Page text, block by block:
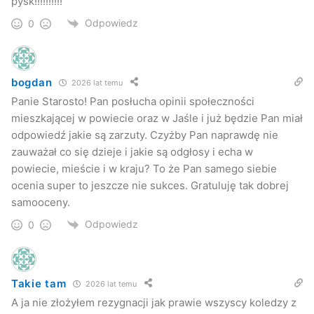
Platformy i ludzi z nią związanych.
–W dniu swojego wyboru mówiłem, że powiat jasielski nie
ma barw politycznych i że dołożę wszelkich starań, aby
działać na rzecz wszystkich jego mieszkańców. Uważam,
że najlepiej promowałem Platformę Obywatelską przez
własną pracę. Nie przez to, co ja powiem dzisiaj tylko
przez to, co udało mi się zrobić. To raczej pani poseł nie
wykorzystała swej szansy, że ma starostę, za którego nie
musi się wstydzić. Ja przynajmniej nie słyszałem, aby
padły jakieś słowa pochwały, czy aby mówiła swoim
działa dobrze na rzecz mieszkańców
Kmiecik
Kontrowersje Adam Kmiecik wzbudzał współpracując z
Prawem i Sprawiedliwością. Stąd też pojawiły się sugestie,
0 Odpowiedz
bogdan 2026 lat temu
Panie Starosto! Pan posłucha opinii społeczności
mieszkającej w powiecie oraz w Jaśle i już będzie Pan miał
odpowiedź jakie są zarzuty. Czyżby Pan naprawdę nie
zauważał co się dzieje i jakie są odgłosy i echa w
powiecie, mieście i w kraju? To że Pan samego siebie
ocenia super to jeszcze nie sukces. Gratuluję tak dobrej
samooceny.
0 Odpowiedz
Takie tam 2026 lat temu
A ja nie złożyłem rezygnacji jak prawie wszyscy koledzy z